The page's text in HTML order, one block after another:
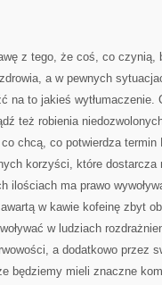
z tego, że coś, co czynią,
a w pewnych
na to jakieś wytłumaczenie.
też robienia
chcą, co potwierdza termin
korzyści, które dostarcza
ilościach ma prawo
w kawie kofeinę zbyt
w ludziach
a dodatkowo przez
będziemy mieli znaczne